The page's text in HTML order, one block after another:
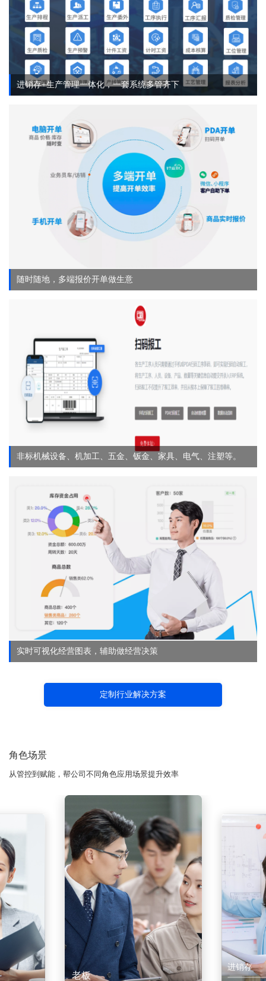
进销存+生产管理一体化，一套系统多管齐下
随时随地，多端报价开单做生意
非标机械设备、机加工、五金、钣金、家具、电气、注塑等。
实时可视化经营图表，辅助做经营决策
定制行业解决方案
角色场景
从管控到赋能，帮公司不同角色应用场景提升效率
老板
进销存